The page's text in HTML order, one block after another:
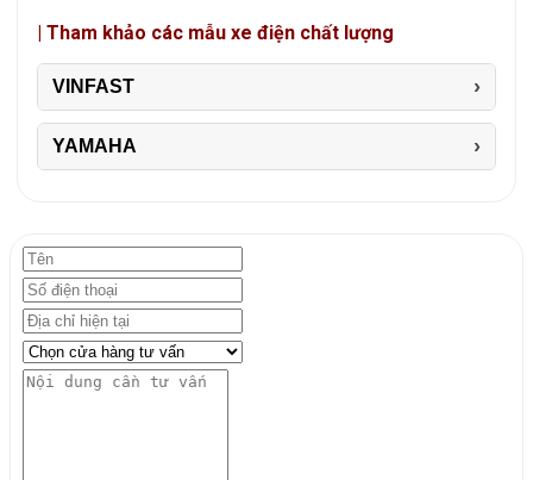
| Tham khảo các mẫu xe điện chất lượng
VINFAST
YAMAHA